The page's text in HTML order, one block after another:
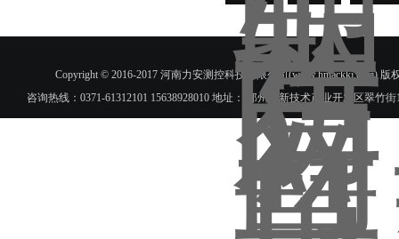
Copyright © 2016-2017 河南力安测控科技有限公司(www.hnlackkj.com)
咨询热线：0371-61312101 15638928010 地址： 郑州高新技术产业开发区翠竹